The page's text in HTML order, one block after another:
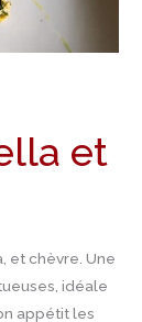
et
et chèvre. Une
idéale
appétit les